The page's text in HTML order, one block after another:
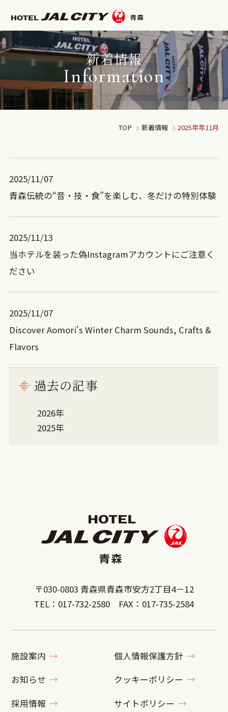
新着情報
Information
TOP 新着情報 2025年年11月
2025/11/07
青森伝統の“音・技・食”を楽しむ、冬だけの特別体験
2025/11/13
当ホテルを装った偽Instagramアカウントにご注意く
ださい
2025/11/07
Discover Aomori’s Winter Charm Sounds, Crafts &
Flavors
過去の記事
2026年
2025年
〒030-0803 青森県青森市安方2丁目4－12
TEL：017-732-2580 FAX：017-735-2584
施設案内
個人情報保護方針
お知らせ
クッキーポリシー
採用情報
サイトポリシー